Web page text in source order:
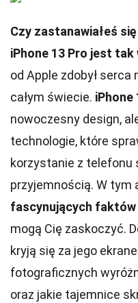
Czy zastanawiałeś
iPhone 13 Pro jest
od Apple zdobył
całym świecie. iPhone
nowoczesny design,
technologie, które
korzystanie z telefonu
przyjemnością. W
fascynujących faktów
mogą Cię zaskoczyć.
kryją się za jego
fotograficznych
oraz jakie tajemnice